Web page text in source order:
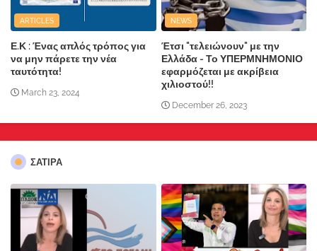
ARTICLES
Ε.Κ : Ένας απλός τρόπος για
να μην πάρετε την νέα
ταυτότητα!
March 23, 2024
NEWS
Έτσι "τελειώνουν" με την
Ελλάδα - Το ΥΠΕΡΜΝΗΜΟΝΙΟ
εφαρμόζεται με ακρίβεια
χιλιοστού!!
December 26, 2023
ΣΑΤΙΡΑ